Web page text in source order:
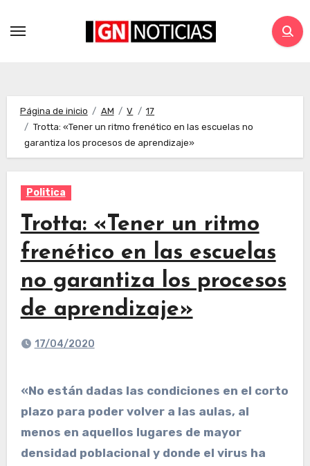
Página de inicio AM V
17
Trotta: «Tener un ritmo frenético en las escuelas no
garantiza los procesos de aprendizaje»
Politica
Trotta: «Tener un ritmo
frenético en las escuelas
no garantiza los procesos
de aprendizaje»
17/04/2020
«No están dadas las condiciones en el corto
plazo para poder volver a las aulas, al
menos en aquellos lugares de mayor
densidad poblacional y donde el virus ha